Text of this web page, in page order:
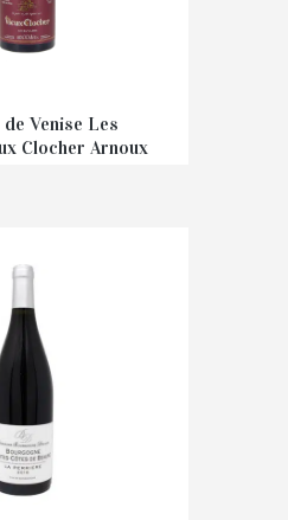
de Venise Les
Clocher Arnoux